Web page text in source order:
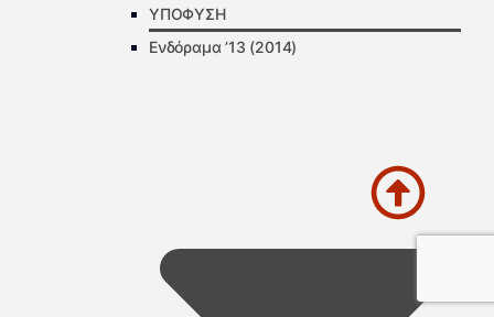
ΥΠΟΦΥΣΗ
Ενδόραμα ’13 (2014)